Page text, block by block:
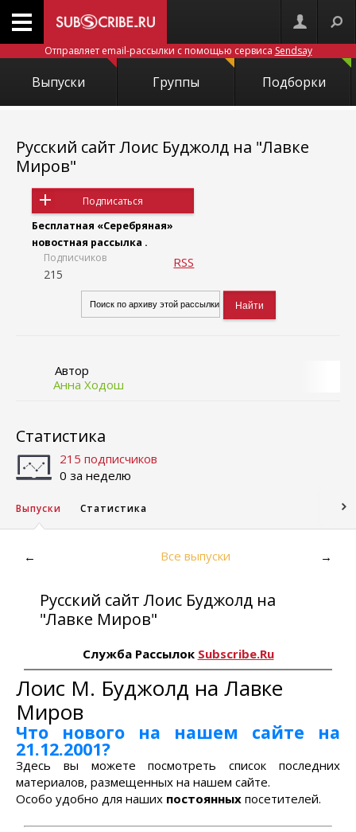
Отправляет email-рассылки с помощью сервиса Sendsay
Выпуски Группы Подборки
Русский сайт Лоис Буджолд на "Лавке
Миров"
Подписаться
Бесплатная «Серебряная»
новостная рассылка .
Подписчиков
215
RSS
Автор
Анна Ходош
Статистика
215 подписчиков
0 за неделю
Выпуски Статистика
← Все выпуски →
Русский сайт Лоис Буджолд на
"Лавке Миров"
Служба Рассылок Subscribe.Ru
Лоис М. Буджолд на Лавке
Миров
Что нового на нашем сайте на
21.12.2001?
Здесь вы можете посмотреть список последних
материалов, размещенных на нашем сайте.
Особо удобно для наших постоянных посетителей.